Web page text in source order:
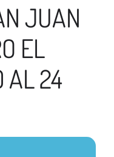
JUAN
EL
AL 24